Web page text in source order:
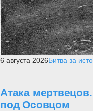
6 августа 2026Битва за
Атака
под Осовцом